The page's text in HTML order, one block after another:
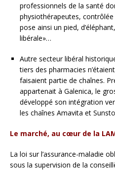
professionnels de la santé
physiothérapeutes,
pose ainsi un pied,
libérale»…
Autre secteur libéral
tiers des pharmacies
faisaient partie de chaînes.
appartenait à Galenica, le
développé son intégration
les chaînes Amavita et
Le marché, au cœur de la
La loi sur l’assurance-maladie
sous la supervision de la